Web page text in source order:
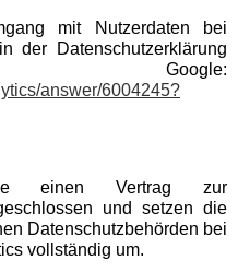
mit Nutzerdaten bei
der Datenschutzerklärung
answer/6004245?
einen Vertrag zur
und setzen die
Datenschutzbehörden bei
vollständig um.